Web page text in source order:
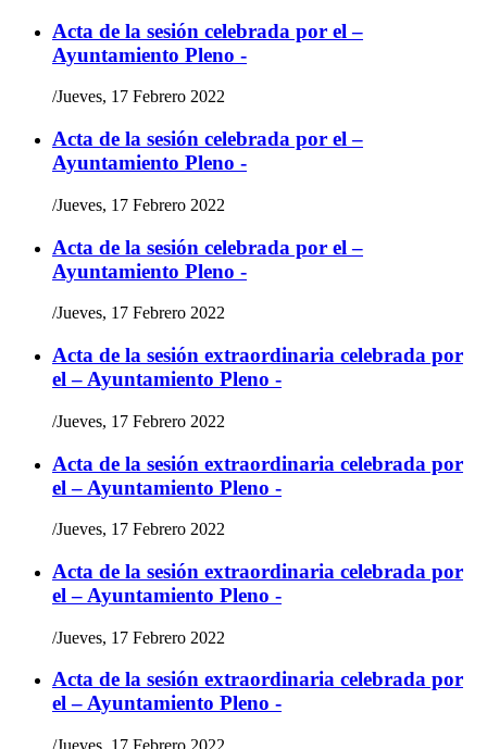
Acta de la sesión celebrada por el –
Ayuntamiento Pleno -
/Jueves, 17 Febrero 2022
Acta de la sesión celebrada por el –
Ayuntamiento Pleno -
/Jueves, 17 Febrero 2022
Acta de la sesión celebrada por el –
Ayuntamiento Pleno -
/Jueves, 17 Febrero 2022
Acta de la sesión extraordinaria celebrada por
el – Ayuntamiento Pleno -
/Jueves, 17 Febrero 2022
Acta de la sesión extraordinaria celebrada por
el – Ayuntamiento Pleno -
/Jueves, 17 Febrero 2022
Acta de la sesión extraordinaria celebrada por
el – Ayuntamiento Pleno -
/Jueves, 17 Febrero 2022
Acta de la sesión extraordinaria celebrada por
el – Ayuntamiento Pleno -
/Jueves, 17 Febrero 2022